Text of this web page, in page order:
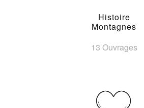
Histoire
Montagnes
13 Ouvrages